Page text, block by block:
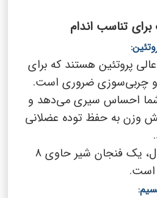
برای تناسب اندام
پروتئین هستند که برای
چربی‌سوزی ضروری است.
شما احساس سیری می‌دهد و
وزن به حفظ توده عضلانی
به عنوان مثال، یک فنجان شیر حاوی 8
است.